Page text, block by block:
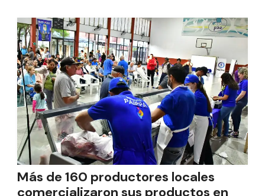
Más de 160 productores locales
comercializaron sus productos en